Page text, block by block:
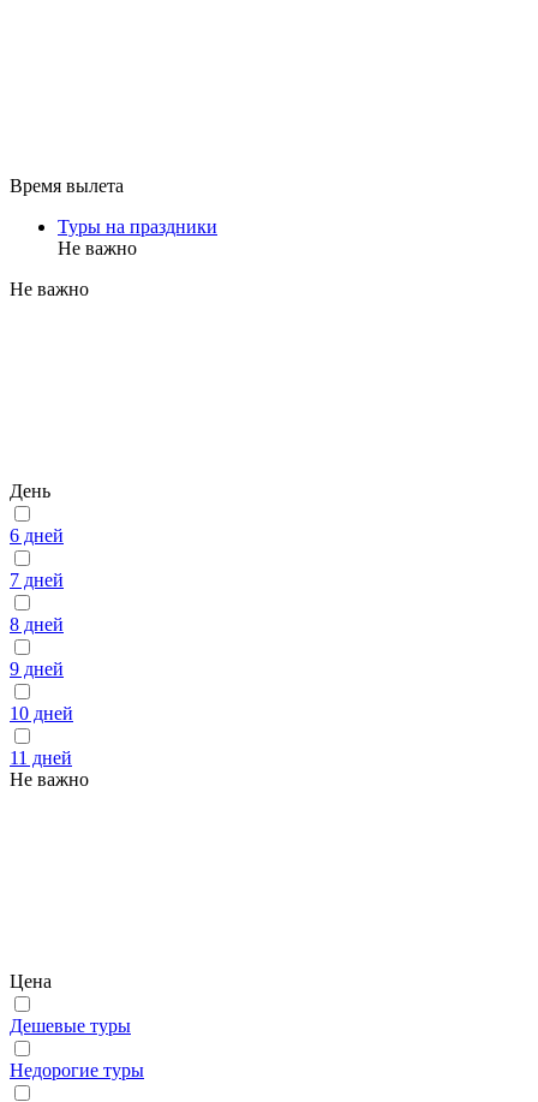
Время вылета
Туры на праздники
Не важно
Не важно
День
6 дней
7 дней
8 дней
9 дней
10 дней
11 дней
Не важно
Цена
Дешевые туры
Недорогие туры